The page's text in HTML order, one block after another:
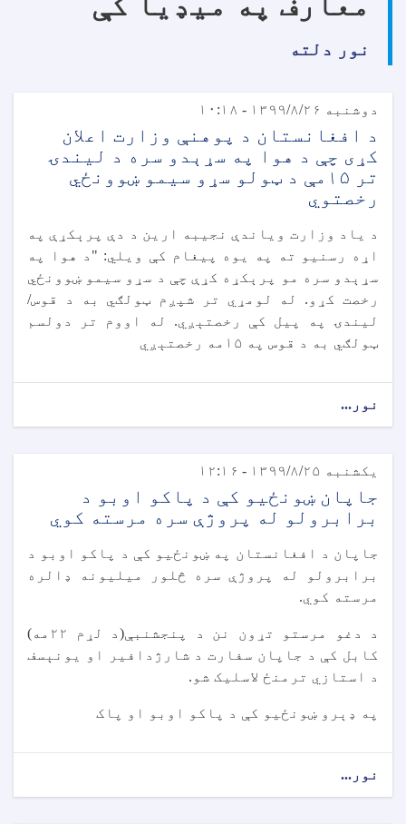
نور دلته
دوشنبه ۱۳۹۹/۸/۲۶ - ۱۰:۱۸
د افغانستان د پوهنې وزارت اعلان
کړی چې د هوا په سړېدو سره د لیندۍ
تر ۱۵مې د ټولو سړو سیمو ښوونځي
رخصتوي
د یاد وزارت ویاندې نجیبه ارین د دې پرېکړې په
اړه رسنیو ته په یوه پیغام کې ویلي: "د هوا په
سړېدو سره مو پرېکړه کړې چې د سړو سیمو ښوونځي
رخصت کړو. له لومړي تر شپږم ټولګي به د قوس/
لیندۍ په پيل کې رخصتېږي. له اووم تر دولسم
ټولګي به د قوس په ۱۵مه رخصتېږي
نور...
یکشنبه ۱۳۹۹/۸/۲۵ - ۱۲:۱۶
جاپان ښونځیو کې د پاکو اوبو د
برابرولو له پروژې سره مرسته کوي
جاپان د افغانستان په ښونځیو کې د پاکو اوبو د
برابرولو له پروژې سره څلور میلیونه ډالره
مرسته کوي.
د دغو مرستو تړون نن د پنجشنبې(د لړم ۲۲مه)
کابل کې د جاپان سفارت د شارژدافیر او یونېسف
د استازي ترمنځ لاسلیک شو.
په ډېرو ښونځیو کې د پاکو اوبو او پاک
نور...